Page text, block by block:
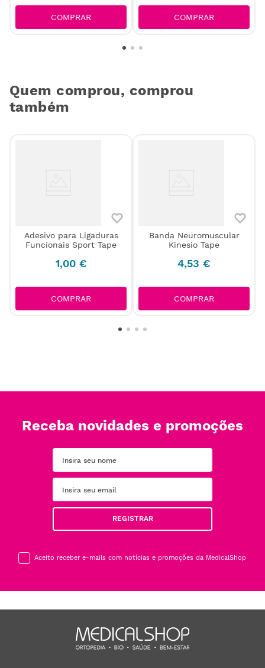
COMPRAR COMPRAR
Quem comprou, comprou
também
Adesivo para Ligaduras
Funcionais Sport Tape
1,00 €
COMPRAR
Banda Neuromuscular
Kinesio Tape
4,53 €
COMPRAR
Receba novidades e promoções
REGISTRAR
Aceito receber e-mails com notícias e promoções da MedicalShop